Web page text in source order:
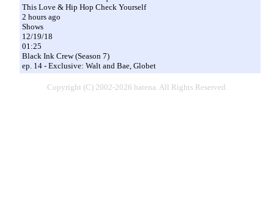
This Love & Hip Hop Check Yourself
2 hours ago
Shows
12/19/18
01:25
Black Ink Crew (Season 7)
ep. 14 - Exclusive: Walt and Bae, Globet
Copyright (C) 2002-2026 hatena. All Rights Reserved.